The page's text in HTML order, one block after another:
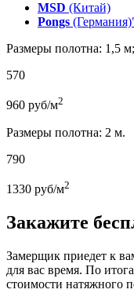
MSD (Китай)
Pongs
Размеры полотна: 1,5
570
960 руб/м2
Размеры полотна: 2 м.
790
1330 руб/м2
Закажите
Замерщик приедет к
для вас время. По
стоимости натяжного